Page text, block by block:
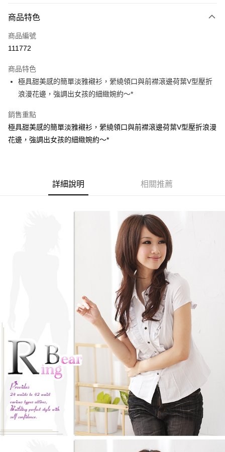
大哥付你分期
【大哥付你分期使用說明】
1.本服務由台灣大哥大提供，台灣大哥大用戶可立即使用無須另外申請。
流程，驗證手機門號後，選擇欲分期的期數、繳款截止日，確認付款後即完
成交易。
3.實際核准額度、可分期數及費用金額請依後續交易確認頁面所載為準。
4.訂單成立30分鐘內，如未前往確認交易或遇審核未通過，訂單將自動取
法說明評估內容。
【繳款方式說明】
1.分期款項不併入電信帳單，「大哥付你分期」於每月結算日後寄送繳費提
醒簡訊。
1.本服務係由「台灣大哥大股份有限公司」（以下簡稱本公司）所提供，讓
2.基於同意付款使用「大哥付你分期」之契約關係目的，商店將以您的個人
資料（包含姓名、電話或地址）提供予台灣大哥大進項蒐集、處理及利用，
由本公司與您本人進行分期帳單所需資料之確認、核對及更正。
3.完整用戶服務條款，請詳閱以下連結： https://oppay.tw/userRule
AFTEE先享後付
【關於「AFTEE先享後付」】
AFTEE先享後付是「在收到商品之後才付款」的支付方式。 讓您購物簡單
便利好安心！
１．簡單：不需註冊會員、不需綁卡、不需儲值。
３．安心：先確認商品／服務後，再付款。
【「AFTEE先享後付」結帳流程】
１．於結帳方式選擇「AFTEE先享後付」後，將跳轉至「AFTEE先享後付」
※ 請注意：結帳手續完成當下不需立刻繳費，但若您需要取消訂單，請聯絡
購買商品的店家。未經商家同意取消之訂單仍視為有效，需透過AFTEE先享
※ 交易是否成功請以「AFTEE先享後付 」之結帳頁面顯示為準，若有關於
是否繳費成功／繳費後需取消欲退款等相關疑問，請聯繫「AFTEE先享後付
https://netprotections.freshdesk.com/support/home
１．透過由恩沛科技股份有限公司提供之「AFTEE先享後付」服務完成之交
易，需依本服務之必要範圍內提供個人資料，並將交易相關給付款項請求債
２．關於個人資料處理事宜，請瀏覽以下網址：
https://aftee.tw/terms/#terms3
３．未成年的使用者請事先徵得法定代理人或監護人之同意方可使用
「AFTEE先享後付」，若未經同意申辦者引起之損失，本公司不負相關責
４．使用「AFTEE先享後付」時，將依據個別帳號之用戶狀況，依本公司即
時審查核予不同之上限額度；若仍有額度不足之情形，本公司將視審查結果
請求用戶進行身份認證。
５．嚴禁一人註冊多個帳號或使用他人資訊註冊。若發現惡意使用之情形，
恩沛科技股份有限公司將有權停止該用戶之使用額度並採取法律行動。
ATM付款
全家取貨付款
每筆NT$70，滿NT$699(含以上)免運費
每筆NT$70，滿NT$799(含以上)免運費
每筆NT$70，滿NT$699(含以上)免運費
每筆NT$100，滿NT$1,000(含以上)免運費
商品特色
商品編號
111772
商品特色
極具甜美感的簡單淡雅襯衫，縈繞領口與前襟滾邊荷葉V型壓折
浪漫花邊，強調出女孩的細緻婉約～*
銷售重點
極具甜美感的簡單淡雅襯衫，縈繞領口與前襟滾邊荷葉V型壓折浪漫
花邊，強調出女孩的細緻婉約～*
詳細說明 相關推薦